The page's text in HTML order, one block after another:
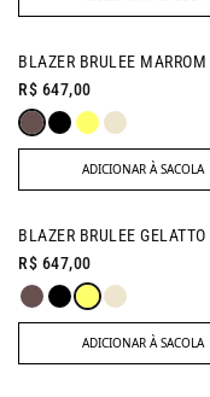
BLAZER BRULEE MARROM
R$ 647,00
ADICIONAR À SACOLA
BLAZER BRULEE GELATTO
R$ 647,00
ADICIONAR À SACOLA